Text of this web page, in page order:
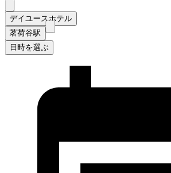
デイユースホテル
茗荷谷駅
日時を選ぶ